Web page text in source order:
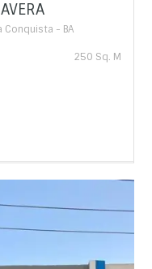
Conquista - BA
250 Sq. M